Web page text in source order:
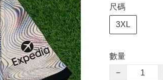
尺碼
3XL
數量
−